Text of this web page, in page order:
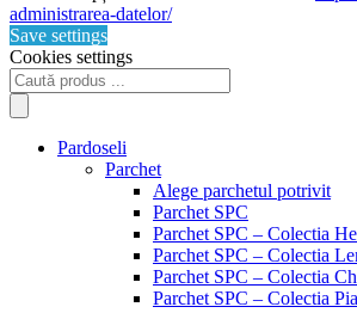
administrarea-datelor/
Save settings
Cookies settings
Products
search
Pardoseli
Parchet
Alege parchetul potrivit
Parchet SPC
Parchet SPC – Colectia
Parchet SPC – Colectia
Parchet SPC – Colectia
Parchet SPC – Colectia